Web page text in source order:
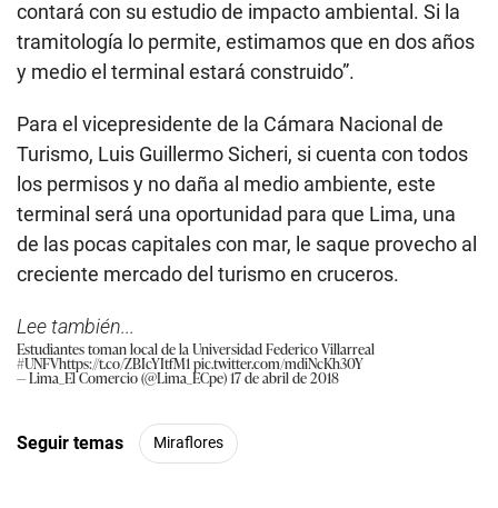
contará con su estudio de impacto ambiental. Si la
tramitología lo permite, estimamos que en dos años
y medio el terminal estará construido”.
Para el vicepresidente de la Cámara Nacional de
Turismo, Luis Guillermo Sicheri, si cuenta con todos
los permisos y no daña al medio ambiente, este
terminal será una oportunidad para que Lima, una
de las pocas capitales con mar, le saque provecho al
creciente mercado del turismo en cruceros.
Lee también...
Estudiantes toman local de la Universidad Federico Villarreal
#UNFVhttps://t.co/ZBIcYItfM1 pic.twitter.com/mdiNcKh30Y
— Lima_El Comercio (@Lima_ECpe)17 de abril de 2018
Seguir temas Miraflores